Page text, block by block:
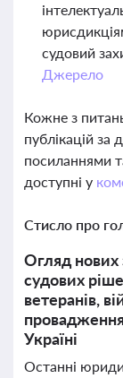
судовий
Джерело
Кожне з
публікацій
посиланнями
доступні у
Стисло про
Огляд нових
судових
ветеранів,
провадження
Україні
Останні